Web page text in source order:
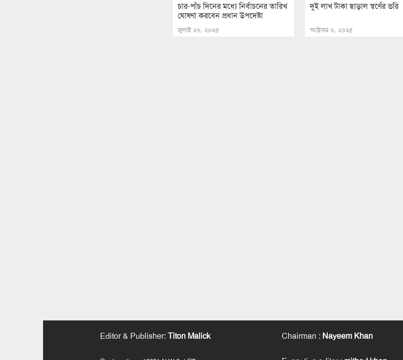
চার-পাঁচ দিনের মধ্যে নির্বাচনের তারিখ
ঘোষণা করবেন প্রধান উপদেষ্টা
জুলাই ২৬, ২০২৫
দুই লাখ টাকা ছাড়াল স্বর্ণের ভরি
অক্টোবর ৬, ২০২৫
Editor & Publisher:Titon Malick Chairman : Nayeem Khan